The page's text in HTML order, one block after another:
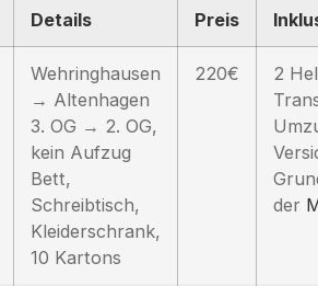
Details Preis
Wehringhausen
→ Altenhagen
3. OG → 2. OG,
kein Aufzug
Bett,
Schreibtisch,
Kleiderschrank,
10 Kartons
220€
2
der